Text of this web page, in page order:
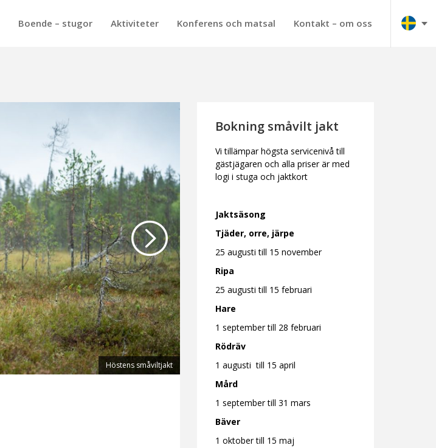
Boende – stugor Aktiviteter Konferens och matsal Kontakt – om oss
Höstens småviltjakt
Bokning småvilt jakt
Vi tillämpar högsta servicenivå till
gästjägaren och alla priser är med
logi i stuga och jaktkort
Jaktsäsong
Tjäder, orre, järpe
25 augusti till 15 november
Ripa
25 augusti till 15 februari
Hare
1 september till 28 februari
Rödräv
1 augusti till 15 april
Mård
1 september till 31 mars
Bäver
1 oktober till 15 maj